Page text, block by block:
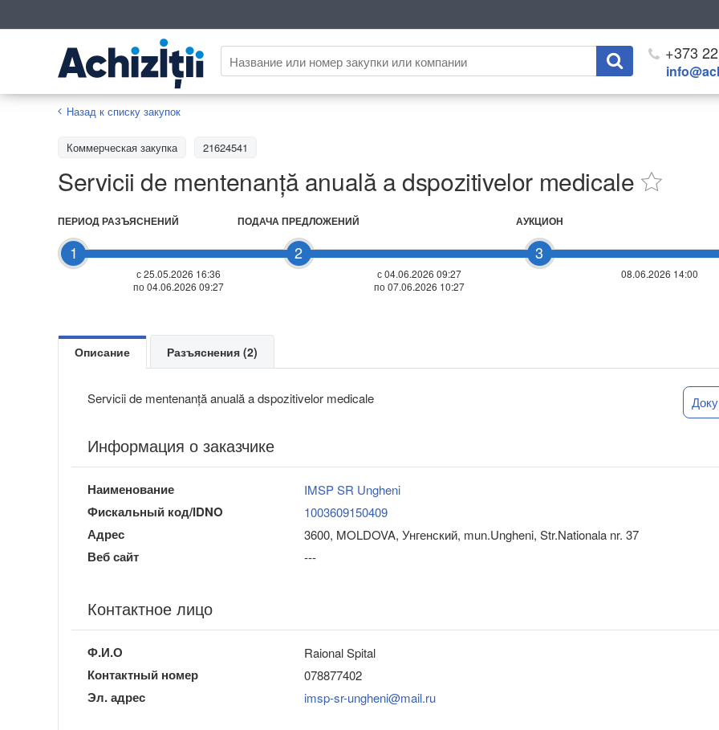
+373
Назад к списку закупок
Коммерческая закупка 21624541
Servicii de mentenanță anuală a dspozitivelor medicale
1
ПЕРИОД РАЗЪЯСНЕНИЙ
с 25.05.2026 16:36
по 04.06.2026 09:27
2
ПОДАЧА ПРЕДЛОЖЕНИЙ
с 04.06.2026 09:27
по 07.06.2026 10:27
3
АУКЦИОН
08.06.2026 14:00
Описание Разъяснения (2)
Servicii de mentenanță anuală a dspozitivelor medicale
Информация о заказчике
Наименование IMSP SR Ungheni
Фискальный код/IDNO 1003609150409
Адрес 3600, MOLDOVA, Унгенский, mun.Ungheni, Str.Nationala nr. 37
Веб сайт ---
Контактное лицо
Ф.И.О Raional Spital
Контактный номер 078877402
Эл. адрес imsp-sr-ungheni@mail.ru